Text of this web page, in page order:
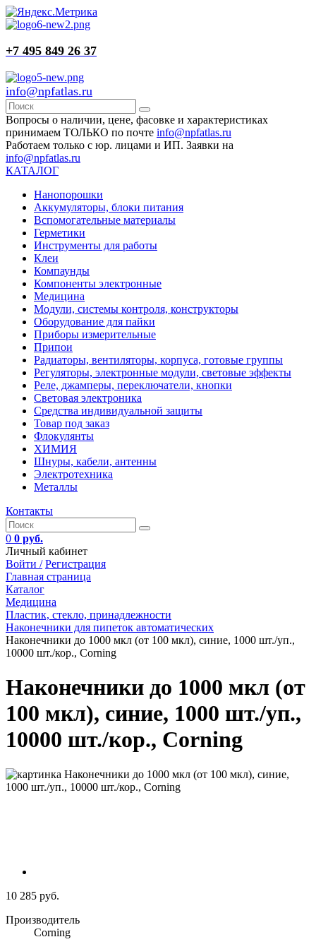
+7 495 849 26 37
info@npfatlas.ru
Вопросы о наличии, цене, фасовке и характеристиках
принимаем ТОЛЬКО по почте info@npfatlas.ru
Работаем только с юр. лицами и ИП. Заявки на
info@npfatlas.ru
КАТАЛОГ
Нанопорошки
Аккумуляторы, блоки питания
Вспомогательные материалы
Герметики
Инструменты для работы
Клеи
Компаунды
Компоненты электронные
Медицина
Модули, системы контроля, конструкторы
Оборудование для пайки
Приборы измерительные
Припои
Радиаторы, вентиляторы, корпуса, готовые группы
Регуляторы, электронные модули, световые эффекты
Реле, джамперы, переключатели, кнопки
Световая электроника
Средства индивидуальной защиты
Товар под заказ
Флокулянты
ХИМИЯ
Шнуры, кабели, антенны
Электротехника
Металлы
Контакты
0 0 руб.
Личный кабинет
Войти / Регистрация
Главная страница
Каталог
Медицина
Пластик, стекло, принадлежности
Наконечники для пипеток автоматических
Наконечники до 1000 мкл (от 100 мкл), синие, 1000 шт./уп.,
10000 шт./кор., Corning
Наконечники до 1000 мкл (от
100 мкл), синие, 1000 шт./уп.,
10000 шт./кор., Corning
10 285 руб.
Производитель
Corning